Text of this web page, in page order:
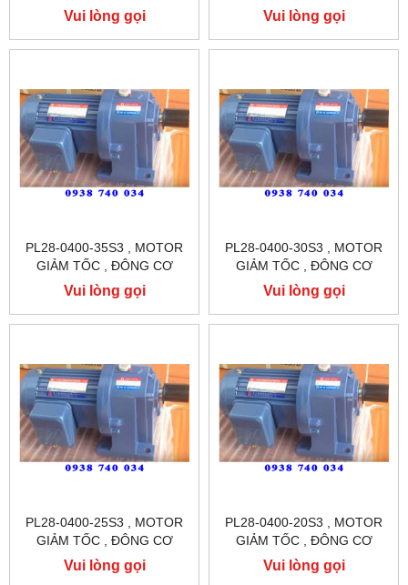
GIẢM TỐC CHÂN ĐẾ
TUNGLEE
Vui lòng gọi
GIẢM TỐC CHÂN ĐẾ
TUNGLEE
Vui lòng gọi
PL28-0400-35S3 , MOTOR
GIẢM TỐC , ĐÔNG CƠ
GIẢM TỐC CHÂN ĐẾ
TUNGLEE
Vui lòng gọi
PL28-0400-30S3 , MOTOR
GIẢM TỐC , ĐÔNG CƠ
GIẢM TỐC CHÂN ĐẾ
TUNGLEE
Vui lòng gọi
PL28-0400-25S3 , MOTOR
GIẢM TỐC , ĐÔNG CƠ
GIẢM TỐC CHÂN ĐẾ
TUNGLEE
Vui lòng gọi
PL28-0400-20S3 , MOTOR
GIẢM TỐC , ĐÔNG CƠ
GIẢM TỐC CHÂN ĐẾ
TUNGLEE
Vui lòng gọi